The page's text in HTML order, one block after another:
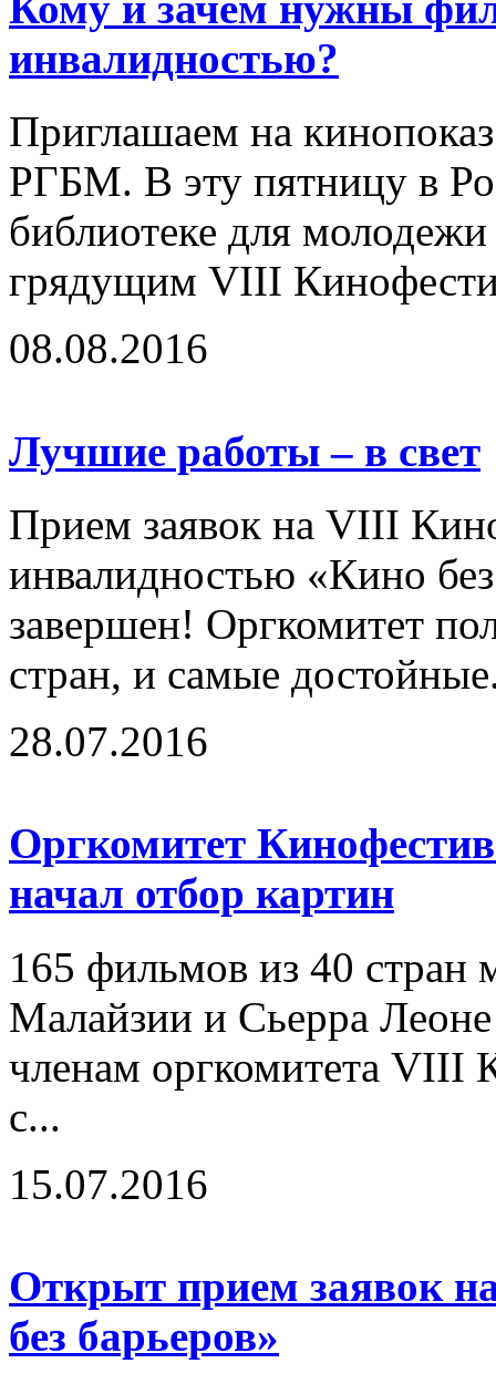
инвалидностью?
Приглашаем на
РГБМ. В эту пятницу в
библиотеке для молодежи
грядущим VIII
08.08.2016
Лучшие работы – в свет
Прием заявок на VIII
инвалидностью «Кино
завершен! Оргкомитет
стран, и самые
28.07.2016
Оргкомитет
начал отбор картин
165 фильмов из 40 стран
Малайзии и Сьерра
членам оргкомитета VIII
с...
15.07.2016
Открыт прием заявок
без барьеров»